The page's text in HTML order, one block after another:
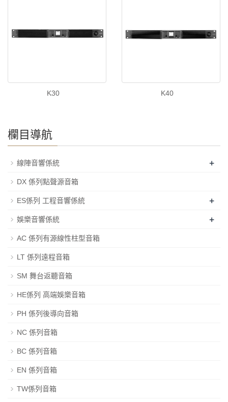
K30 K40
欄目導航
線陣音響係統 +
DX 係列點聲源音箱
ES係列 工程音響係統 +
娛樂音響係統 +
AC 係列有源線性柱型音箱
LT 係列遠程音箱
SM 舞台返聽音箱
HE係列 高端娛樂音箱
PH 係列後導向音箱
NC 係列音箱
BC 係列音箱
EN 係列音箱
TW係列音箱